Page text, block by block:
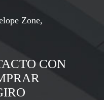
Zone,
CON